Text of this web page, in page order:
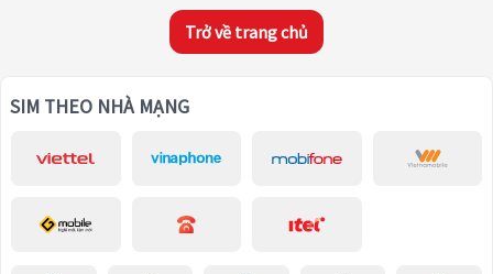
Trở về trang chủ
SIM THEO NHÀ MẠNG